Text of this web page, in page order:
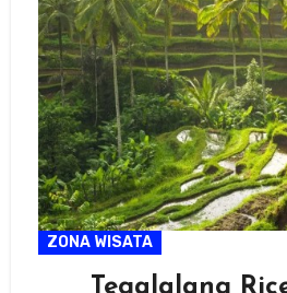
ZONA WISATA
Tegalalang